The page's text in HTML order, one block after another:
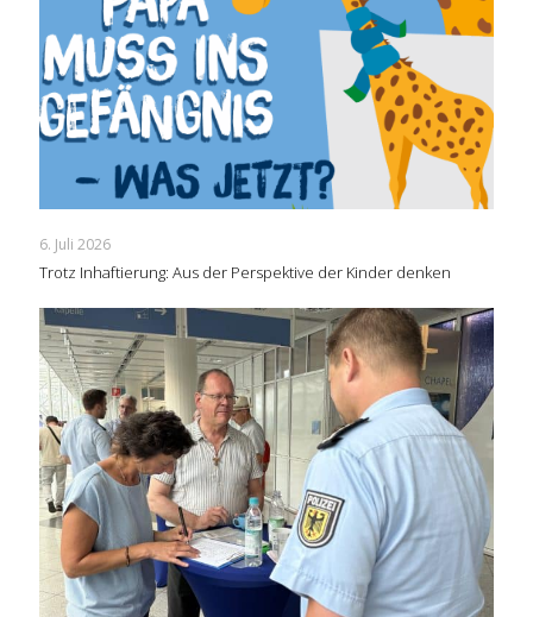
6. Juli 2026
Trotz Inhaftierung: Aus der Perspektive der Kinder denken